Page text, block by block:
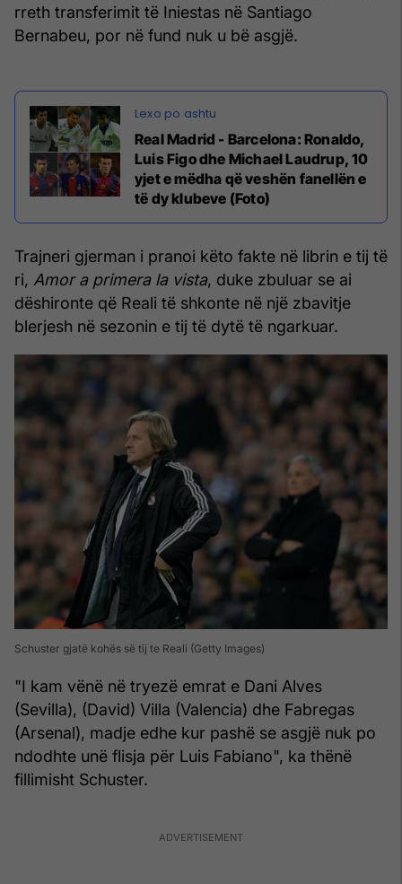
rreth transferimit të Iniestas në Santiago
Bernabeu, por në fund nuk u bë asgjë.
Real Madrid - Barcelona: Ronaldo,
Luis Figo dhe Michael Laudrup, 10
yjet e mëdha që veshën fanellën e
të dy klubeve (Foto)
Trajneri gjerman i pranoi këto fakte në librin e tij të
ri, Amor a primera la vista, duke zbuluar se ai
dëshironte që Reali të shkonte në një zbavitje
blerjesh në sezonin e tij të dytë të ngarkuar.
Schuster gjatë kohës së tij te Reali (Getty Images)
"I kam vënë në tryezë emrat e Dani Alves
(Sevilla), (David) Villa (Valencia) dhe Fabregas
(Arsenal), madje edhe kur pashë se asgjë nuk po
ndodhte unë flisja për Luis Fabiano", ka thënë
fillimisht Schuster.